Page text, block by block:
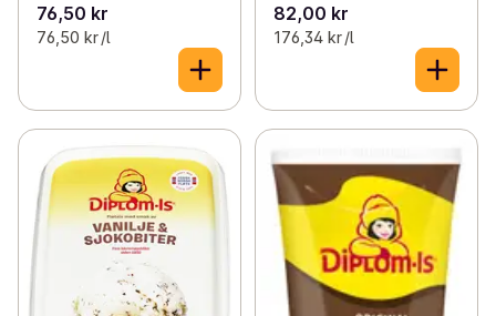
76,50 kr
76,50 kr /l
82,00 kr
176,34 kr /l